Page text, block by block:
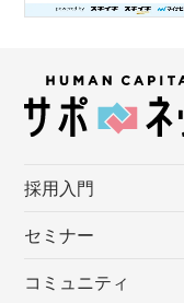
採⽤⼊⾨
セミナー
コミュニティ